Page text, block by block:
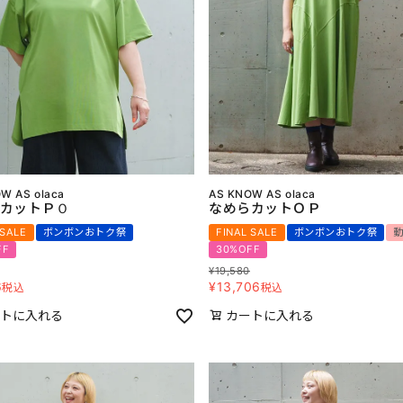
AS olaca
ットＰＯ
ボンボンおトク祭
税込
に入れる
AS KNOW AS olaca
なめらカットＯＰ
FINAL SALE ボンボンおトク祭
30%OFF
¥19,580
¥13,706税込
カートに入れる